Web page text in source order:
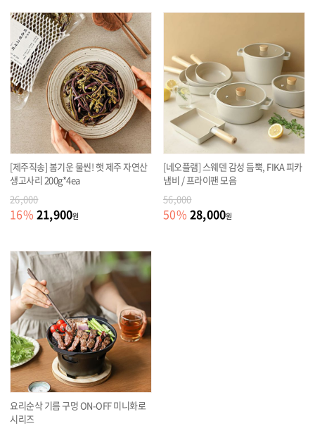
[제주직송] 봄기운 물씬! 햇 제주 자연산
생고사리 200g*4ea
26,000
16% 21,900원
[네오플램] 스웨덴 감성 듬뿍, FIKA 피카
냄비 / 프라이팬 모음
56,000
50% 28,000원
요리순삭 기름 구멍 ON-OFF 미니화로
시리즈